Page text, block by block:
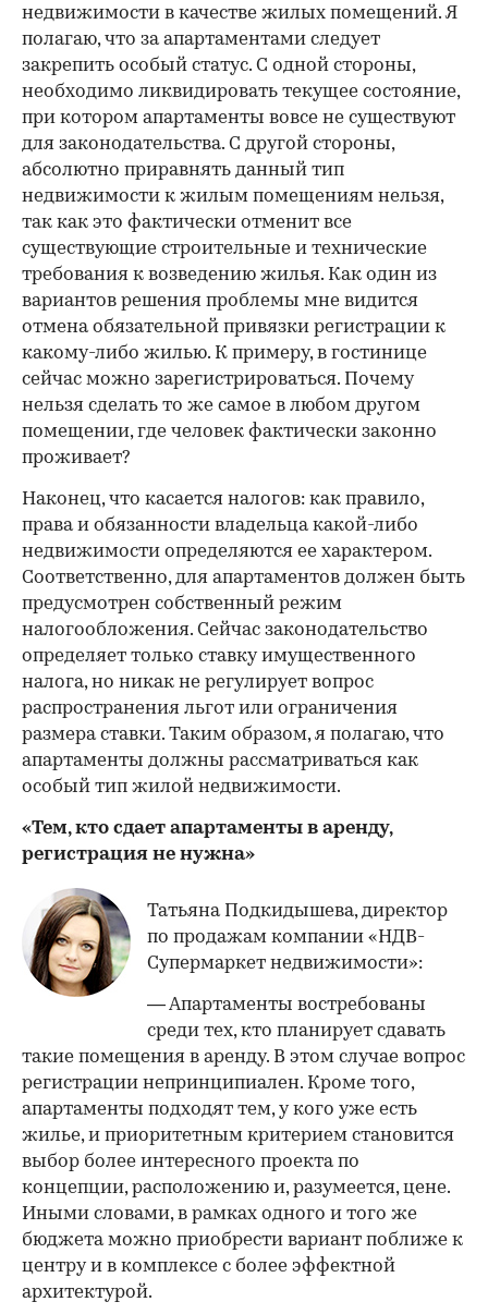
недвижимости в качестве жилых помещений. Я
полагаю, что за апартаментами следует
закрепить особый статус. С одной стороны,
необходимо ликвидировать текущее состояние,
при котором апартаменты вовсе не существуют
для законодательства. С другой стороны,
абсолютно приравнять данный тип
недвижимости к жилым помещениям нельзя,
так как это фактически отменит все
существующие строительные и технические
требования к возведению жилья. Как один из
вариантов решения проблемы мне видится
отмена обязательной привязки регистрации к
какому-либо жилью. К примеру, в гостинице
сейчас можно зарегистрироваться. Почему
нельзя сделать то же самое в любом другом
помещении, где человек фактически законно
проживает?
Наконец, что касается налогов: как правило,
права и обязанности владельца какой-либо
недвижимости определяются ее характером.
Соответственно, для апартаментов должен быть
предусмотрен собственный режим
налогообложения. Сейчас законодательство
определяет только ставку имущественного
налога, но никак не регулирует вопрос
распространения льгот или ограничения
размера ставки. Таким образом, я полагаю, что
апартаменты должны рассматриваться как
особый тип жилой недвижимости.
«Тем, кто сдает апартаменты в аренду,
регистрация не нужна»
Татьяна Подкидышева, директор
по продажам компании «НДВ-
Супермаркет недвижимости»:
— Апартаменты востребованы
среди тех, кто планирует сдавать
такие помещения в аренду. В этом случае вопрос
регистрации непринципиален. Кроме того,
апартаменты подходят тем, у кого уже есть
жилье, и приоритетным критерием становится
выбор более интересного проекта по
концепции, расположению и, разумеется, цене.
Иными словами, в рамках одного и того же
бюджета можно приобрести вариант поближе к
центру и в комплексе с более эффектной
архитектурой.